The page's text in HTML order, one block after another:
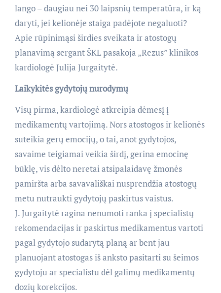
lango – daugiau nei 30 laipsnių temperatūra, ir ką
daryti, jei kelionėje staiga padėjote negaluoti?
Apie rūpinimąsi širdies sveikata ir atostogų
planavimą sergant ŠKL pasakoja „Rezus” klinikos
kardiologė Julija Jurgaitytė.
Laikykitės gydytojų nurodymų
Visų pirma, kardiologė atkreipia dėmesį į
medikamentų vartojimą. Nors atostogos ir kelionės
suteikia gerų emocijų, o tai, anot gydytojos,
savaime teigiamai veikia širdį, gerina emocinę
būklę, vis dėlto neretai atsipalaidavę žmonės
pamiršta arba savavališkai nusprendžia atostogų
metu nutraukti gydytojų paskirtus vaistus.
J. Jurgaitytė ragina nenumoti ranka į specialistų
rekomendacijas ir paskirtus medikamentus vartoti
pagal gydytojo sudarytą planą ar bent jau
planuojant atostogas iš anksto pasitarti su šeimos
gydytoju ar specialistu dėl galimų medikamentų
dozių korekcijos.